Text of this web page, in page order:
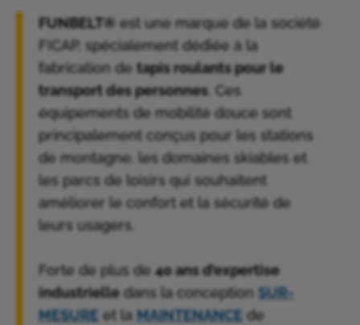
FUNBELT® est une marque de la société
FICAP, spécialement dédiée à la
fabrication de tapis roulants pour le
transport des personnes. Ces
équipements de mobilité douce sont
principalement conçus pour les stations
de montagne, les domaines skiables et
les parcs de loisirs qui souhaitent
améliorer le confort et la sécurité de
leurs usagers.
Forte de plus de 40 ans d’expertise
industrielle dans la conception SUR-
MESURE et la MAINTENANCE de